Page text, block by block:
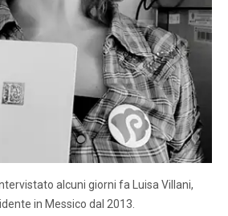
alcuni giorni fa Luisa Villani,
in Messico dal 2013.